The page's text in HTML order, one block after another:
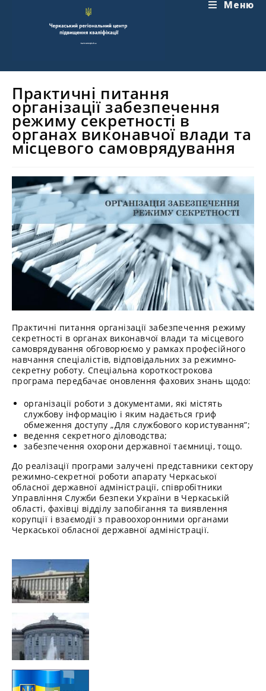
Меню
Практичні питання
організації забезпечення
режиму секретності в
органах виконавчої влади та
місцевого самоврядування
Практичні питання організації забезпечення режиму
секретності в органах виконавчої влади та місцевого
самоврядування обговорюємо у рамках професійного
навчання спеціалістів, відповідальних за режимно-
секретну роботу. Спеціальна короткострокова
програма передбачає оновлення фахових знань щодо:
організації роботи з документами, які містять
службову інформацію і яким надається гриф
обмеження доступу „Для службового користування”;
ведення секретного діловодства;
забезпечення охорони державної таємниці, тощо.
До реалізації програми залучені представники сектору
режимно-секретної роботи апарату Черкаської
обласної державної адміністрації, співробітники
Управління Служби безпеки України в Черкаській
області, фахівці відділу запобігання та виявлення
корупції і взаємодії з правоохоронними органами
Черкаської обласної державної адміністрації.